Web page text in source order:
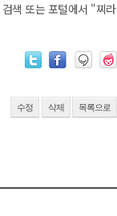
색 또는 포털에서 "찌라
수정 삭제 목록으로